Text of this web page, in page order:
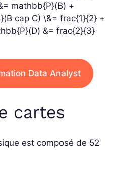
mathbb{P}(B) +
cap C) \&= frac{1}{2} +
&= frac{2}{3}
Data Analyst
cartes
est composé de 52